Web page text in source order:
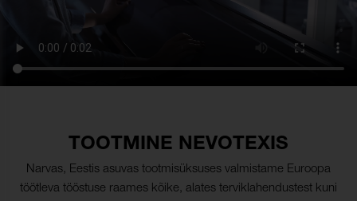
TOOTMINE NEVOTEXIS
Narvas, Eestis asuvas tootmisüksuses valmistame Euroopa
töötleva tööstuse raames kõike, alates terviklahendustest kuni